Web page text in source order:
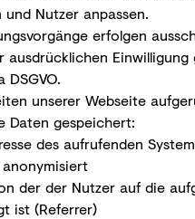
Nutzer anpassen.
erfolgen
ausdrücklichen Einwilligung
DSGVO.
unserer Webseite
Daten gespeichert:
des aufrufenden
der der Nutzer auf die
ist (Referrer)